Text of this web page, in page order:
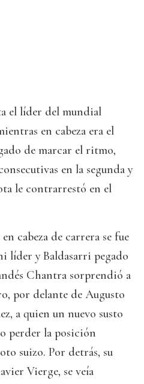
el líder del mundial
en cabeza era el
de marcar el ritmo,
en la segunda y
le contrarrestó en el
cabeza de carrera se fue
líder y Baldasarri pegado
Chantra sorprendió a
por delante de Augusto
a quien un nuevo susto
perder la posición
suizo. Por detrás, su
Vierge, se veía